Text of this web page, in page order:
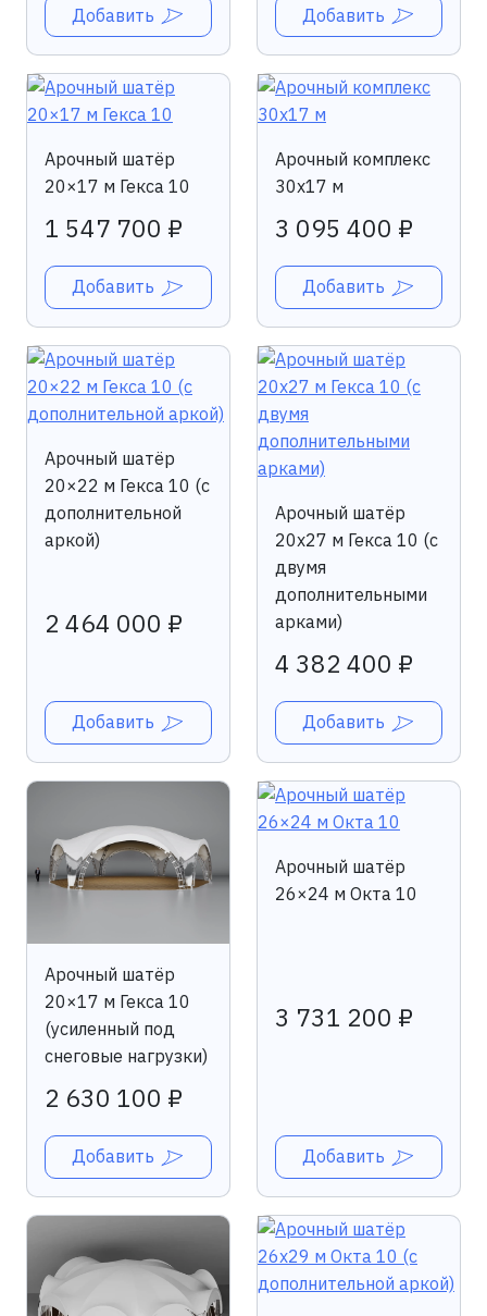
Добавить Добавить
Арочный шатёр
20×17 м Гекса 10
1 547 700 ₽
Добавить
Арочный комплекс
30x17 м
3 095 400 ₽
Добавить
Арочный шатёр
20×22 м Гекса 10 (с
дополнительной
аркой)
2 464 000 ₽
Добавить
Арочный шатёр
20х27 м Гекса 10 (с
двумя
дополнительными
арками)
4 382 400 ₽
Добавить
Арочный шатёр
20×17 м Гекса 10
(усиленный под
снеговые нагрузки)
2 630 100 ₽
Добавить
Арочный шатёр
26×24 м Окта 10
3 731 200 ₽
Добавить